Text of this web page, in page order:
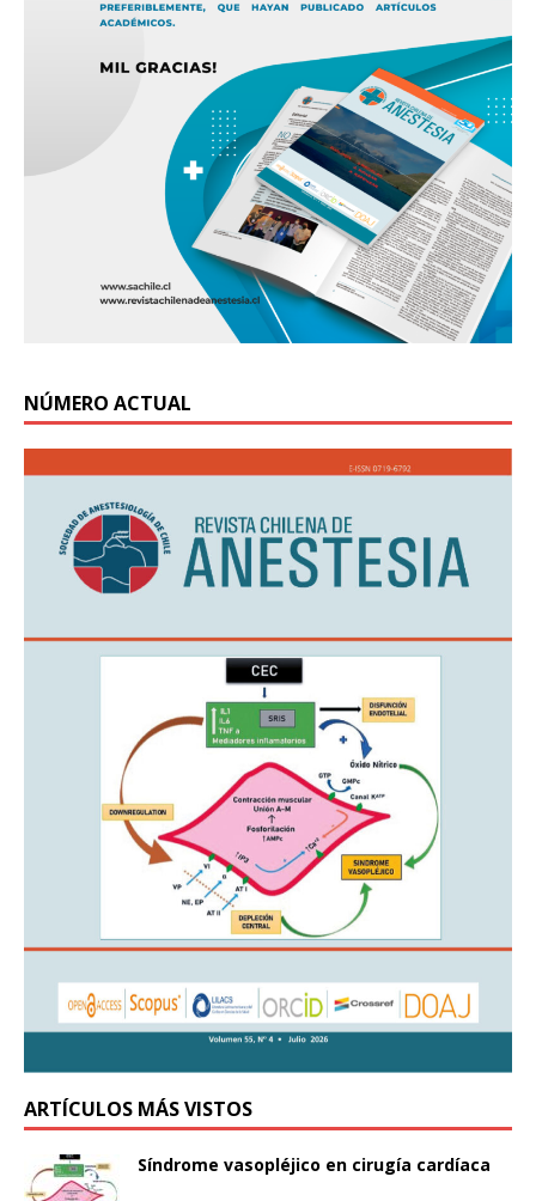
NÚMERO ACTUAL
ARTÍCULOS MÁS VISTOS
Síndrome vasopléjico en cirugía cardíaca